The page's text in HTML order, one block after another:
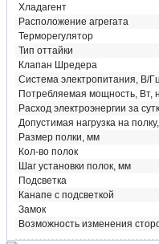
Хладагент
Расположение агрегата
Терморегулятор
Тип оттайки
Клапан Шредера
Система электропитания, В/Гц
Потребляемая мощность, Вт,
Расход электроэнергии за
Допустимая нагрузка на полку,
Размер полки, мм
Кол-во полок
Шаг установки полок, мм
Подсветка
Канапе с подсветкой
Замок
Возможность изменения